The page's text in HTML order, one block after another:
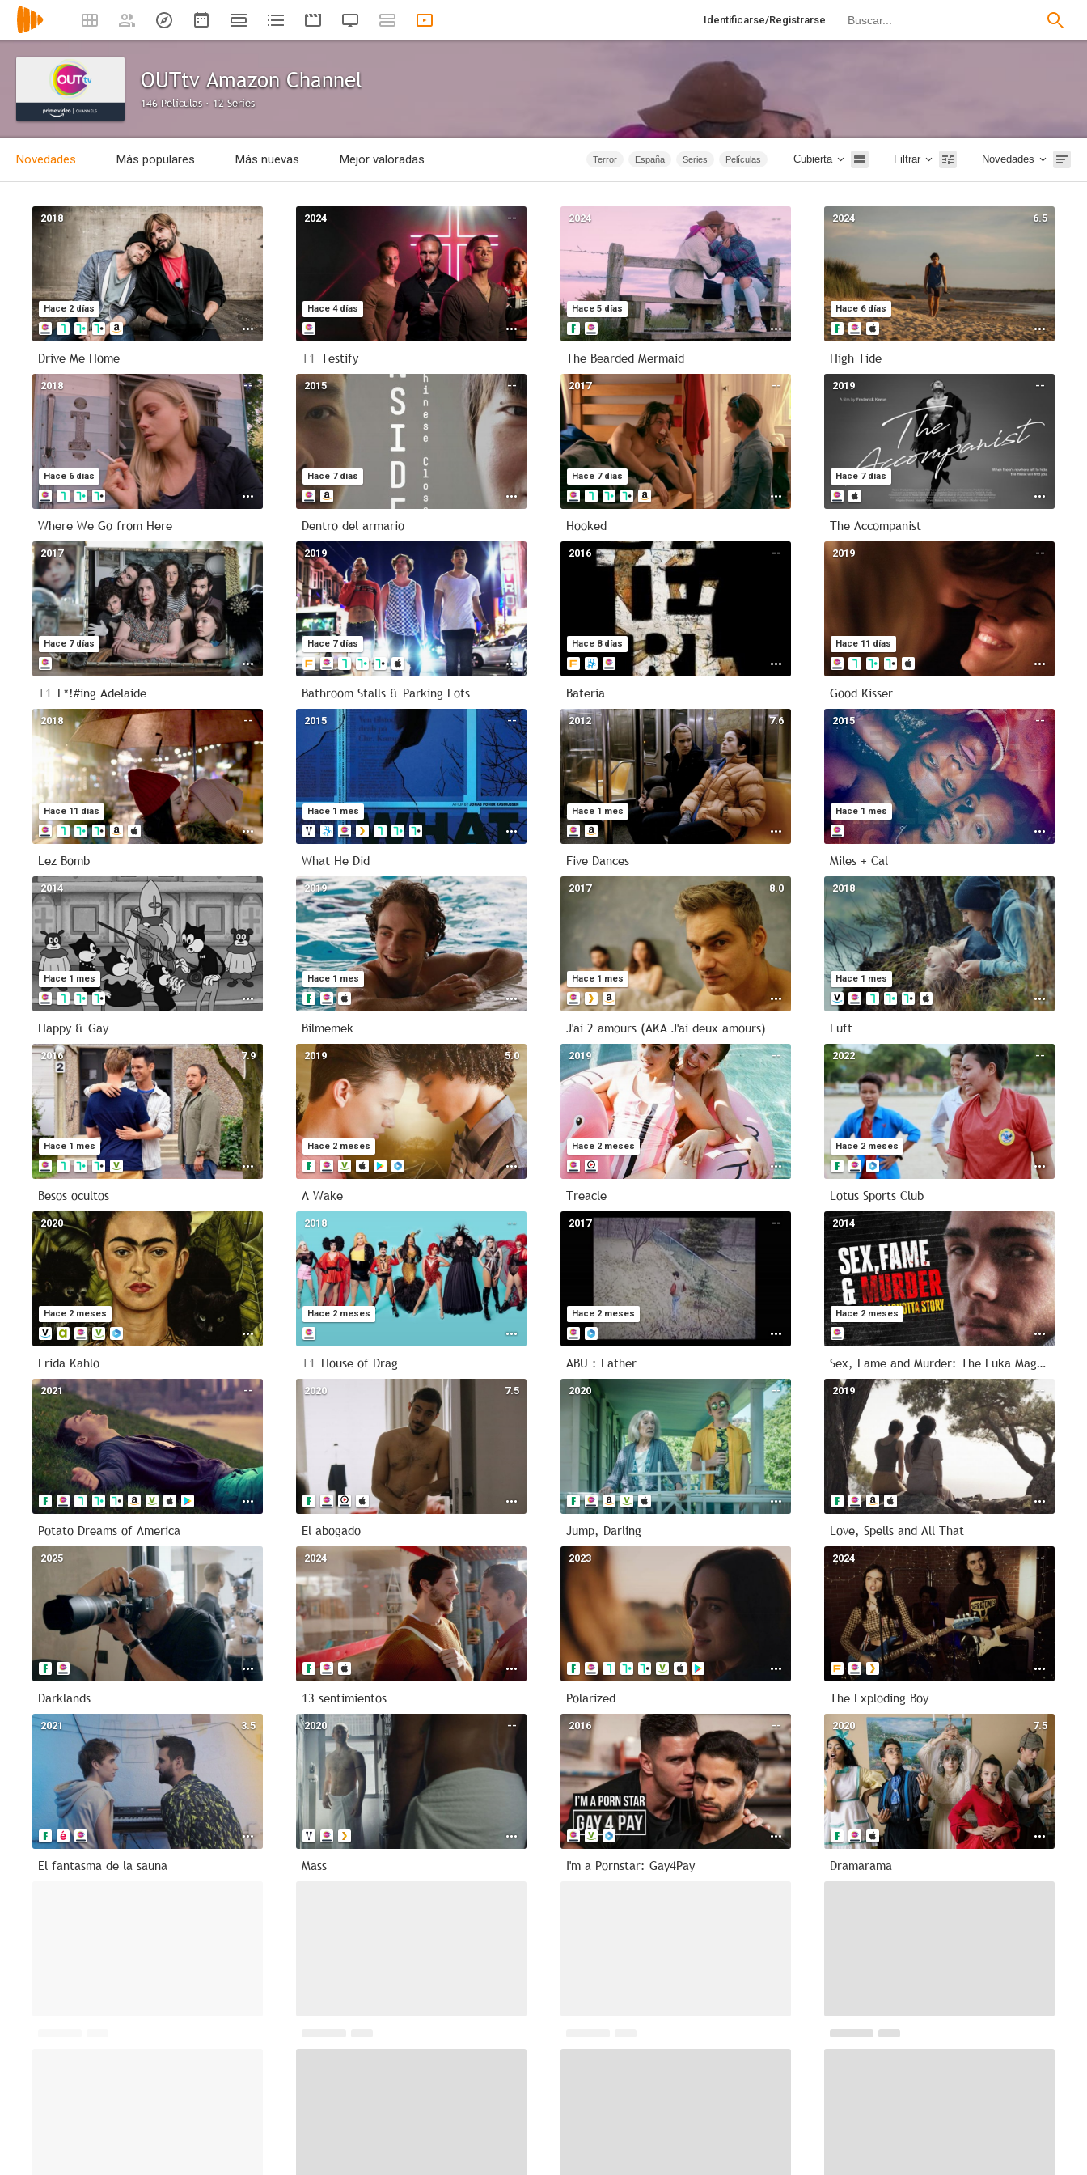
Identificarse/Registrarse
OUTtv Amazon Channel
146 Películas · 12 Series
Novedades Más populares Más nuevas Mejor valoradas Películas
Series
España
Terror
Animación
Romance
Documentales
Rusia
Anime
2026
Acción
Cubierta Filtrar Novedades
--
Hace 2 días
2018
Drive Me Home
--
Hace 4 días
2024
T1 Testify
--
Hace 5 días
2024
The Bearded Mermaid
6.5
Hace 6 días
2024
High Tide
--
Hace 6 días
2018
Where We Go from Here
--
Hace 7 días
2015
Dentro del armario
--
Hace 7 días
2017
Hooked
--
Hace 7 días
2019
The Accompanist
--
Hace 7 días
2017
T1 F*!#ing Adelaide
--
Hace 7 días
2019
Bathroom Stalls & Parking Lots
--
Hace 8 días
2016
Batería
--
Hace 11 días
2019
Good Kisser
--
Hace 11 días
2018
Lez Bomb
--
Hace 1 mes
2015
What He Did
7.6
Hace 1 mes
2012
Five Dances
--
Hace 1 mes
2015
Miles + Cal
--
Hace 1 mes
2014
Happy & Gay
--
Hace 1 mes
2019
Bilmemek
8.0
Hace 1 mes
2017
J'ai 2 amours (AKA J'ai deux amours)
--
Hace 1 mes
2018
Luft
7.9
Hace 1 mes
2016
Besos ocultos
5.0
Hace 2 meses
2019
A Wake
--
Hace 2 meses
2019
Treacle
--
Hace 2 meses
2022
Lotus Sports Club
--
Hace 2 meses
2020
Frida Kahlo
--
Hace 2 meses
2018
T1 House of Drag
--
Hace 2 meses
2017
ABU : Father
--
Hace 2 meses
2014
Sex, Fame and Murder: The Luka Magnotta Story
--
2021
Potato Dreams of America
7.5
2020
El abogado
--
2020
Jump, Darling
--
2019
Love, Spells and All That
--
2025
Darklands
--
2024
13 sentimientos
--
2023
Polarized
--
2024
The Exploding Boy
3.5
2021
El fantasma de la sauna
--
2020
Mass
--
2016
I'm a Pornstar: Gay4Pay
7.5
2020
Dramarama
Andy Warhol: Una vida de arte